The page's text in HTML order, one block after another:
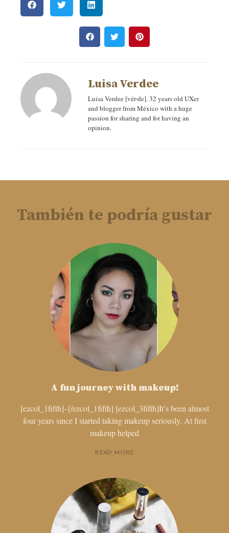
Luisa Verdee
Luisa Verdee [vér‧de]. 32 years old UXer
and blogger from México with a huge
passion for sharing and for having an
opinion.
También te podría gustar
A fun journey with makeup!
[ezcol_1fifth]–[/ezcol_1fifth] [ezcol_3fifth]It’s been almost
four years since I started taking makeup seriously. At first
makeup helped
READ MORE